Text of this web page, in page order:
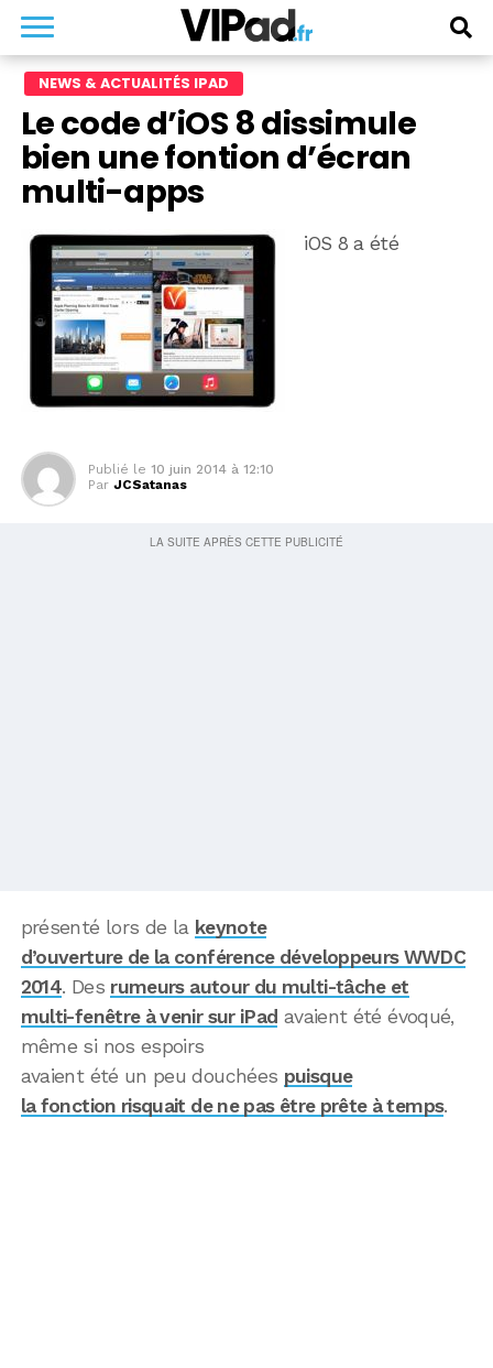
NEWS & ACTUALITÉS IPAD
Le code d’iOS 8 dissimule
bien une fontion d’écran
multi-apps
iOS 8 a été
Publié le 10 juin 2014 à 12:10
Par JCSatanas
présenté lors de la keynote
d’ouverture de la conférence développeurs WWDC
2014. Des rumeurs autour du multi-tâche et
multi-fenêtre à venir sur iPad avaient été évoqué,
même si nos espoirs
avaient été un peu douchées puisque
la fonction risquait de ne pas être prête à temps.